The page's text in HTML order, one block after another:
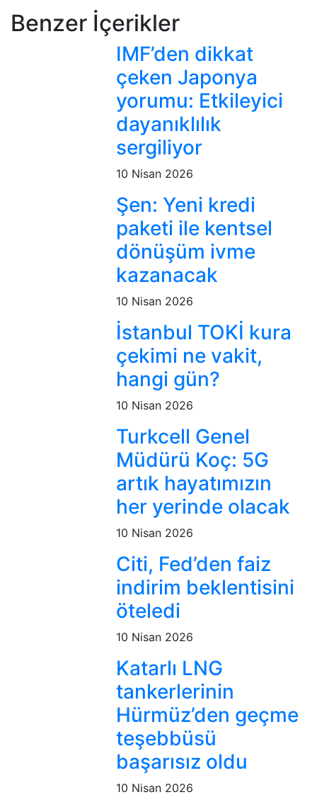
Benzer İçerikler
IMF’den dikkat
çeken Japonya
yorumu: Etkileyici
dayanıklılık
sergiliyor
10 Nisan 2026
Şen: Yeni kredi
paketi ile kentsel
dönüşüm ivme
kazanacak
10 Nisan 2026
İstanbul TOKİ kura
çekimi ne vakit,
hangi gün?
10 Nisan 2026
Turkcell Genel
Müdürü Koç: 5G
artık hayatımızın
her yerinde olacak
10 Nisan 2026
Citi, Fed’den faiz
indirim beklentisini
öteledi
10 Nisan 2026
Katarlı LNG
tankerlerinin
Hürmüz’den geçme
teşebbüsü
başarısız oldu
10 Nisan 2026